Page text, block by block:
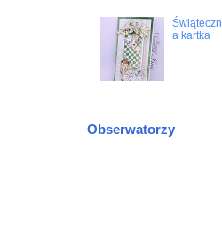
Świąteczn
a kartka
Obserwatorzy